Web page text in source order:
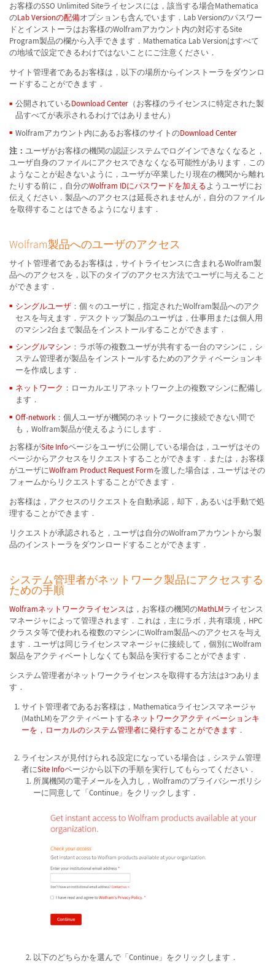
お客様のSSO Unlimited Siteライセンスには，該当する場合Mathematica
のLab Versionの配備オプションも含んでいます．Lab Versionのパスワー
ドとインストーラはお客様のWolframアカウント内の対応するSite
Program製品の欄から入手できます．Mathematica Lab Versionはすべて
の地域で設定できるわけではないことにご注意ください．
サイト管理者であるお客様は，以下の場所からインストーラをダウンロ
ードすることができます．
公開されているDownload Center（お客様のライセンスに特定された製
品すべてが表示されるわけではありません）
Wolframアカウント内にあるお客様のサイトのDownload Center
注： ユーザがお客様の機関の認証システムでログインできなくなると，
ユーザ自身のファイルにアクセスできなくなる可能性があります．この
ようなことが起きないように，ユーザが卒業したり現在の機関から離れ
たりする前に，自分のWolfram IDにパスワードを加えるようユーザにお
伝えください．製品へのアクセスは延長されませんが，自分のファイル
を取得することはできるようになります．
Wolfram製品へのユーザのアクセス
サイト管理者であるお客様は，サイトライセンスに含まれるWolfram製
品へのアクセスを，以下のタイプのアクセス方法でユーザに与えること
ができます．
シングルユーザ：個々のユーザに，指定されたWolfram製品へのアク
セスを与えます．デスクトップ製品のユーザは，仕事用または個人用
のマシン2台まで製品をインストールすることができます．
シングルマシン ：ラボ等の複数ユーザが共有する一台のマシンに，シ
ステム管理者が製品をインストールするためのアクティベーションキ
ーを作成します．
ネットワーク ：ローカルエリアネットワーク上の複数マシンに配備し
ます．
Off-network：個人ユーザが機関のネットワークに接続できない間で
も，Wolfram製品が使えるようにします．
お客様がSite Infoページをユーザに公開している場合は，ユーザはその
ページからアクセスをリクエストすることができます．または，お客様
がユーザにWolfram Product Request Formを渡した場合は，ユーザはその
フォームからリクエストすることができます．
お客様は，アクセスのリクエストを自動承認，却下，あるいは手動で処
理することができます．
リクエストが承認されると，ユーザは自分のWolframアカウントから製
品のインストーラをダウンロードすることができます．
システム管理者がネットワーク製品にアクセスする
ための手順
Wolframネットワークライセンスは，お客様の機関のMathLMライセンス
マネージャによって管理されます．これは，主にラボ，共有環境，HPC
クラスタ等で使われる複数のマシンにWolfram製品へのアクセスを与え
ます．ユーザは同じライセンスマネージャに接続して，個別にWolfram
製品をアクティベートしなくても製品を実行することができます．
システム管理者がネットワークライセンスを取得する方法は3つありま
す．
サイト管理者であるお客様は，Mathematicaライセンスマネージャ
(MathLM)をアクティベートするネットワークアクティベーションキ
ーを，ローカルのシステム管理者に発行することができます ．
ライセンスが見付けられる設定になっている場合は，システム管理
者にSite Infoページから以下の手順を実行してもらってください．
所属機関の電子メールを入力し，Wolframのプライバシーポリシ
ーに同意して「Continue」をクリックします．
以下のどちらかを選んで「Continue」をクリックします．